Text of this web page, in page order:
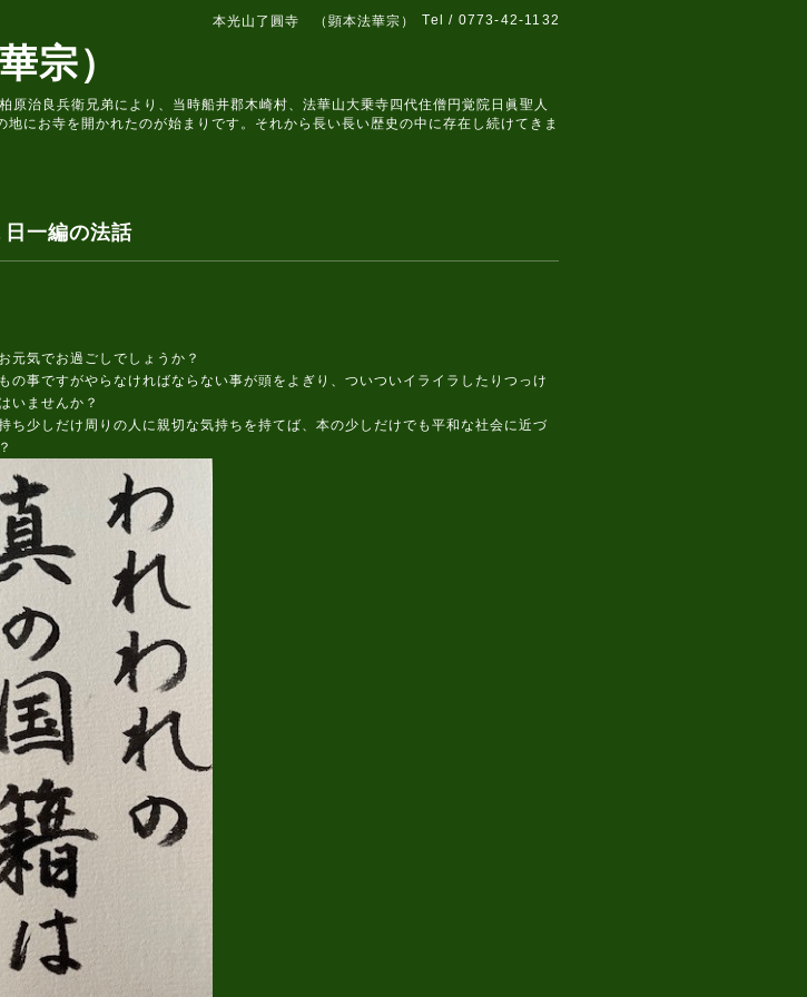
本光山了圓寺 （顕本法華宗） Tel / 0773-42-1132
宗）
良兵衛兄弟により、当時船井郡木崎村、法華山大乗寺四代住僧円覚院日眞聖人
にお寺を開かれたのが始まりです。それから長い長い歴史の中に存在し続けてきま
一編の法話
元気でお過ごしでしょうか？
の事ですがやらなければならない事が頭をよぎり、ついついイライラしたりつっけ
いませんか？
ち少しだけ周りの人に親切な気持ちを持てば、本の少しだけでも平和な社会に近づ